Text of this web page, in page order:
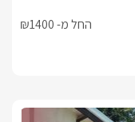
החל מ- ₪1400